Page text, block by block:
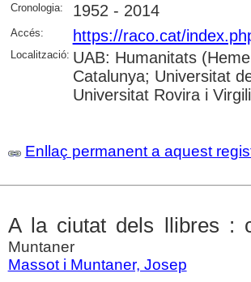
Cronologia: 1952 - 2014
Accés: https://raco.cat/
Localització: UAB: Humanitats
Catalunya; Universitat
Universitat Rovira i Virgili
Enllaç permanent a aquest
A la ciutat dels llibres :
Muntaner
Massot i Muntaner, Josep